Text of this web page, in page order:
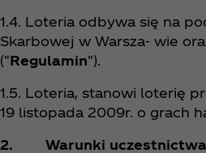
1.4. Loteria odbywa się na
Skarbowej w Warsza- wie
("Regulamin").
1.5. Loteria, stanowi loterię
19 listopada 2009r. o grach
2. Warunki uczestnictwa